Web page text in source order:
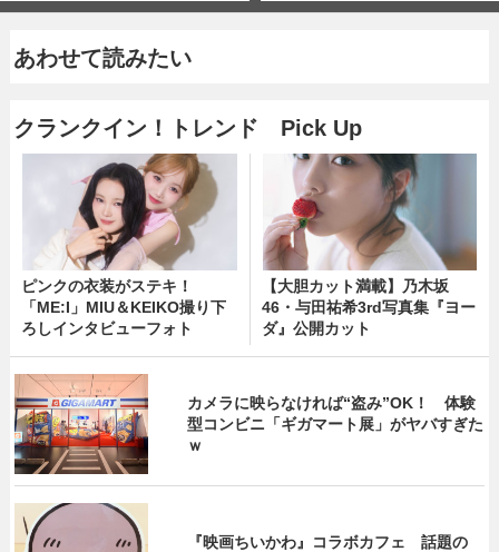
あわせて読みたい
クランクイン！トレンド Pick Up
ピンクの衣装がステキ！
「ME:I」MIU＆KEIKO撮り下
ろしインタビューフォト
【大胆カット満載】乃木坂
46・与田祐希3rd写真集『ヨー
ダ』公開カット
カメラに映らなければ“盗み”OK！ 体験
型コンビニ「ギガマート展」がヤバすぎた
ｗ
『映画ちいかわ』コラボカフェ 話題の